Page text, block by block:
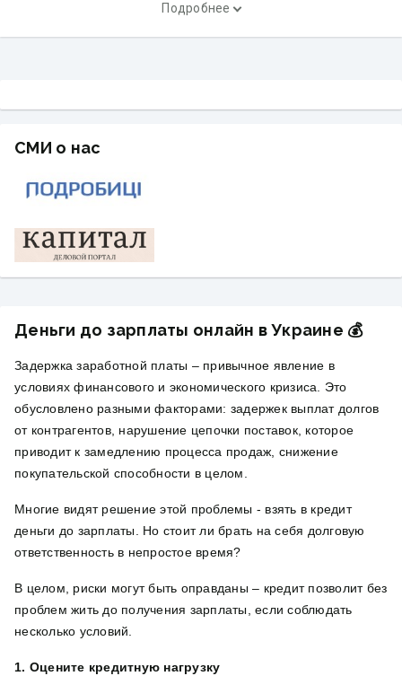
Подробнее
СМИ о нас
Деньги до зарплаты онлайн в Украине 💰
Задержка заработной платы – привычное явление в
условиях финансового и экономического кризиса. Это
обусловлено разными факторами: задержек выплат долгов
от контрагентов, нарушение цепочки поставок, которое
приводит к замедлению процесса продаж, снижение
покупательской способности в целом.
Многие видят решение этой проблемы - взять в кредит
деньги до зарплаты. Но стоит ли брать на себя долговую
ответственность в непростое время?
В целом, риски могут быть оправданы – кредит позволит без
проблем жить до получения зарплаты, если соблюдать
несколько условий.
1. Оцените кредитную нагрузку